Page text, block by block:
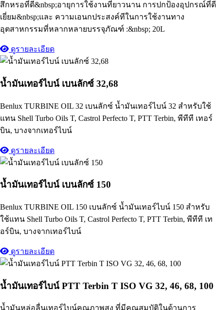
สึกหรอที่ดี&nbsp;อายุการใช้งานที่ยาวนาน การปกป้องอุปกรณ์ที่ดี
เยี่ยม&nbsp;และ ความเอนกประสงค์ทีในการใช้งานทาง
อุตสาหกรรมที่หลากหลายบรรจุภัณฑ์ :&nbsp; 20L
ดูรายละเอียด
น้ำมันเทอร์ไบน์ เบนลักซ์ 32,68
Benlux TURBINE OIL 32 เบนลักซ์ น้ำมันเทอร์ไบน์ 32 สำหรับใช้
แทน Shell Turbo Oils T, Castrol Perfecto T, PTT Terbin, พีทีที เทอร์
บิน, บางจากเทอร์ไบน์
ดูรายละเอียด
น้ำมันเทอร์ไบน์ เบนลักซ์ 150
Benlux TURBINE OIL 150 เบนลักซ์ น้ำมันเทอร์ไบน์ 150 สำหรับ
ใช้แทน Shell Turbo Oils T, Castrol Perfecto T, PTT Terbin, พีทีที เท
อร์บิน, บางจากเทอร์ไบน์
ดูรายละเอียด
น้ำมันเทอร์ไบน์ PTT Terbin T ISO VG 32, 46, 68, 100
น้ำมันหล่อลื่นเทอร์ไบน์คุณภาพสูง ที่มีคุณสมบัติในด้านการ